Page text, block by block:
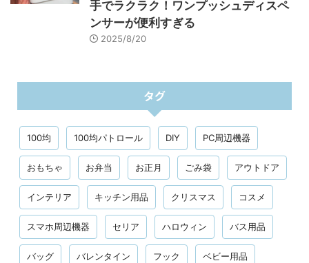
ダイソー
DAISO【スタンダードプロダクツ】片
2025/8/20
タグ
100均 100均パトロール DIY PC周辺機器
おもちゃ お弁当 お正月 ごみ袋 アウトドア
インテリア キッチン用品 クリスマス コスメ